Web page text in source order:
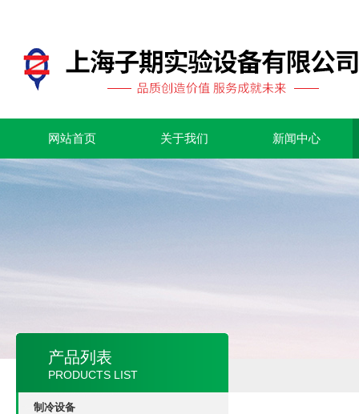
网站首页 关于我们 新闻中心
产品列表
PRODUCTS LIST
制冷设备